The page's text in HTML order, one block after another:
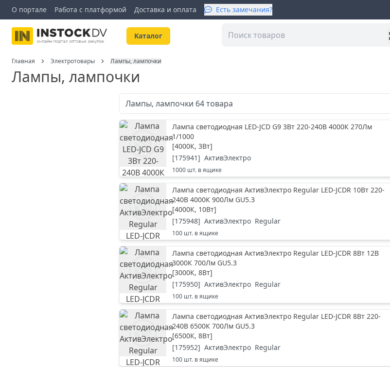
О портале Работа с платформой Доставка и оплата Есть замечания?
Kаталог
Главная Электротовары Лампы, лампочки
Лампы, лампочки
Лампы, лампочки 64товара
Лампа светодиодная LED-JCD G9 3Вт 220-240В 4000К 270Лм
1/1000
[4000К, 3Вт]
[175941] АктивЭлектро
1000 шт. в ящике
Лампа светодиодная АктивЭлектро Regular LED-JCDR 10Вт 220-
240В 4000К 900Лм GU5.3
[4000К, 10Вт]
[175948] АктивЭлектро Regular
100 шт. в ящике
Лампа светодиодная АктивЭлектро Regular LED-JCDR 8Вт 12В
3000К 700Лм GU5.3
[3000К, 8Вт]
[175950] АктивЭлектро Regular
100 шт. в ящике
Лампа светодиодная АктивЭлектро Regular LED-JCDR 8Вт 220-
240В 6500К 700Лм GU5.3
[6500К, 8Вт]
[175952] АктивЭлектро Regular
100 шт. в ящике